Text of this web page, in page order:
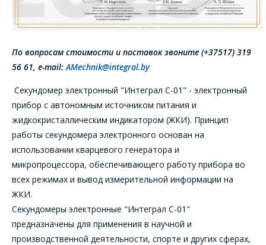
По вопросам стоимости и поставок звоните (+37517) 319
56 61, e-mail:AMechnik@integral.by
Секундомер электронный "Интеграл С-01" - электронный
прибор с автономным источником питания и
жидкокристаллическим индикатором (ЖКИ). Принцип
работы секундомера электронного основан на
использовании кварцевого генератора и
микропроцессора, обеспечивающего работу прибора во
всех режимах и вывод измерительной информации на
ЖКИ.
Секундомеры электронные "Интеграл С-01"
предназначены для применения в научной и
производственной деятельности, спорте и других сферах,